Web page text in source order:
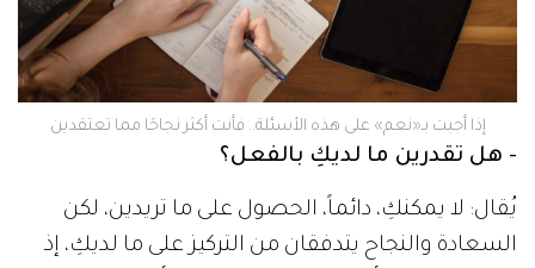
إذا أجبت بـ«نعم» على هذه الأسئلة.. فأنت أكثر نجاحًا مما تعتقدين
- هل تقدرين ما لديكِ بالفعل؟
يُقال: لا يمكنكِ، دائماً، الحصول على ما تريدين، لكن
السعادة والنجاح يتدفقان من التركيز على ما لديكِ، إذ